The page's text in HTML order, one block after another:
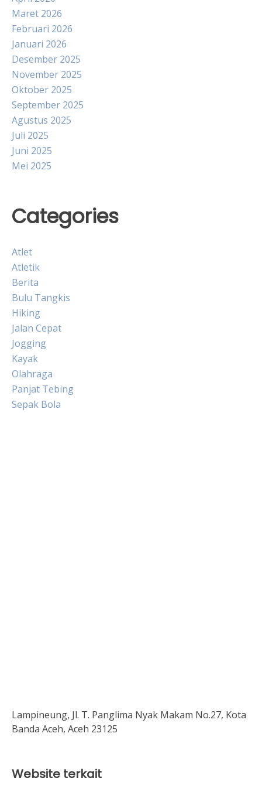
Maret 2026
Februari 2026
Januari 2026
Desember 2025
November 2025
Oktober 2025
September 2025
Agustus 2025
Juli 2025
Juni 2025
Mei 2025
Categories
Atlet
Atletik
Berita
Bulu Tangkis
Hiking
Jalan Cepat
Jogging
Kayak
Olahraga
Panjat Tebing
Sepak Bola
Lampineung, Jl. T. Panglima Nyak Makam No.27, Kota
Banda Aceh, Aceh 23125
Website terkait